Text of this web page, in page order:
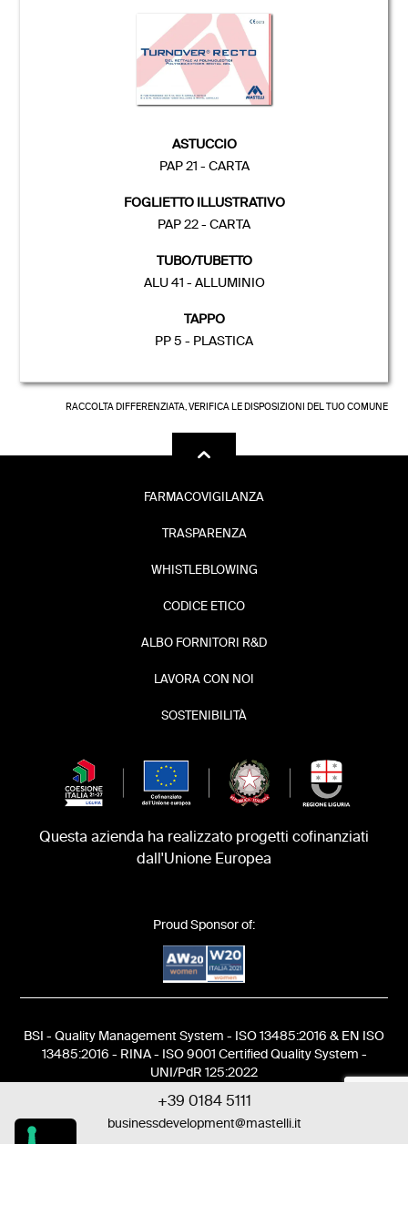
ASTUCCIO
PAP 21 - CARTA
FOGLIETTO ILLUSTRATIVO
PAP 22 - CARTA
TUBO/TUBETTO
ALU 41 - ALLUMINIO
TAPPO
PP 5 - PLASTICA
RACCOLTA DIFFERENZIATA, VERIFICA LE DISPOSIZIONI DEL TUO COMUNE
FARMACOVIGILANZA
TRASPARENZA
WHISTLEBLOWING
CODICE ETICO
ALBO FORNITORI R&D
LAVORA CON NOI
SOSTENIBILITÀ
Questa azienda ha realizzato progetti cofinanziati
dall'Unione Europea
Proud Sponsor of:
BSI - Quality Management System - ISO 13485:2016 & EN ISO
13485:2016 - RINA - ISO 9001 Certified Quality System -
UNI/PdR 125:2022
Cap. Soc. 338.171,04 interamente versato
+39 0184 5111
businessdevelopment@mastelli.it